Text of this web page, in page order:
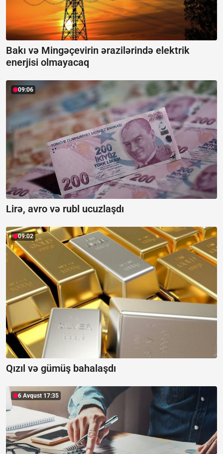
Bakı və Mingəçevirin ərazilərində elektrik
enerjisi olmayacaq
09:06
Lirə, avro və rubl ucuzlaşdı
09:02
Qızıl və gümüş bahalaşdı
6 Avqust 17:35